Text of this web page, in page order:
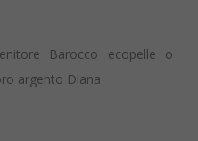
Barocco ecopelle o
argento Diana